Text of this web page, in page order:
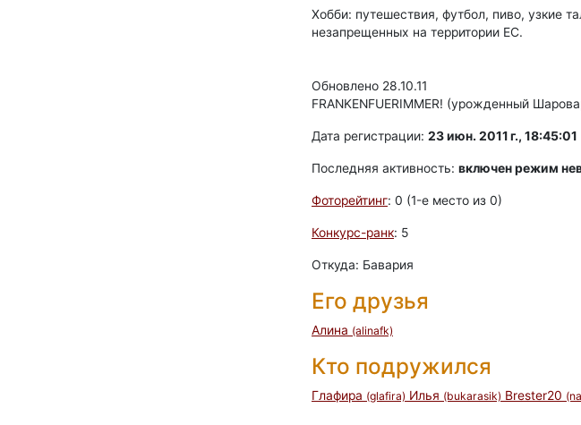
Хобби: путешествия, футбол, пиво, узкие
незапрещенных на территории ЕС.
Обновлено 28.10.11
FRANKENFUERIMMER! (урожденный
Дата регистрации: 23 июн. 2011 г., 18:45:01
Последняя активность: включен режим
Фоторейтинг: 0 (1-e место из 0)
Конкурс-ранк: 5
Откуда: Бавария
Его друзья
Алина (alinafk)
Кто подружился
Глафира (glafira) Илья (bukarasik) Brester20